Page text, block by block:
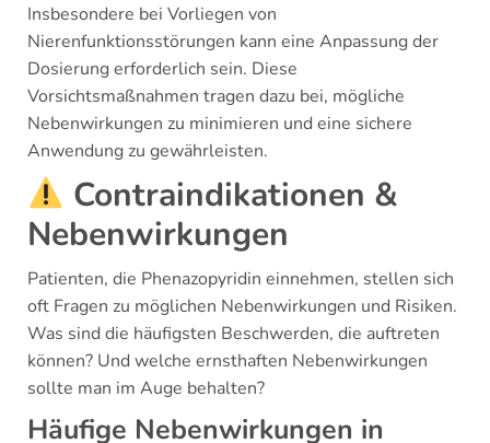
Insbesondere bei Vorliegen von
Nierenfunktionsstörungen kann eine Anpassung der
Dosierung erforderlich sein. Diese
Vorsichtsmaßnahmen tragen dazu bei, mögliche
Nebenwirkungen zu minimieren und eine sichere
Anwendung zu gewährleisten.
Contraindikationen &
Nebenwirkungen
Patienten, die Phenazopyridin einnehmen, stellen sich
oft Fragen zu möglichen Nebenwirkungen und Risiken.
Was sind die häufigsten Beschwerden, die auftreten
können? Und welche ernsthaften Nebenwirkungen
sollte man im Auge behalten?
Häufige Nebenwirkungen in